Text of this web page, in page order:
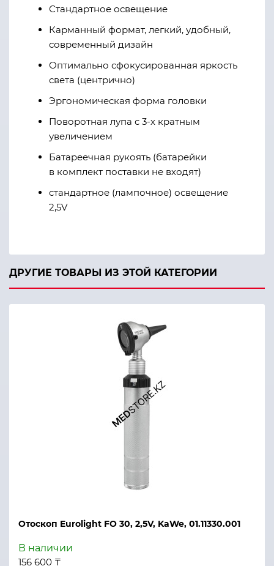
Стандартное освещение
Карманный формат, легкий, удобный,
современный дизайн
Оптимально сфокусированная яркость
света (центрично)
Эргономическая форма головки
Поворотная лупа с 3-х кратным
увеличением
Батареечная рукоять (батарейки
в комплект поставки не входят)
стандартное (лампочное) освещение
2,5V
ДРУГИЕ ТОВАРЫ ИЗ ЭТОЙ КАТЕГОРИИ
Отоскоп Eurolight FO 30, 2,5V, KaWe, 01.11330.001
В наличии
156 600 ₸